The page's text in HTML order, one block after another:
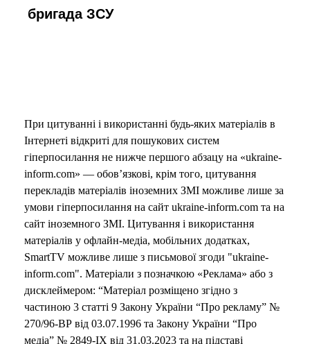
бригада ЗСУ
При цитуванні і використанні будь-яких матеріалів в
Інтернеті відкриті для пошукових систем
гіперпосилання не нижче першого абзацу на «ukraine-
inform.com» — обов’язкові, крім того, цитування
перекладів матеріалів іноземних ЗМІ можливе лише за
умови гіперпосилання на сайт ukraine-inform.com та на
сайт іноземного ЗМІ. Цитування і використання
матеріалів у офлайн-медіа, мобільних додатках,
SmartTV можливе лише з письмової згоди "ukraine-
inform.com". Матеріали з позначкою «Реклама» або з
дисклеймером: “Матеріал розміщено згідно з
частиною 3 статті 9 Закону України “Про рекламу” №
270/96-ВР від 03.07.1996 та Закону України “Про
медіа” № 2849-IX від 31.03.2023 та на підставі